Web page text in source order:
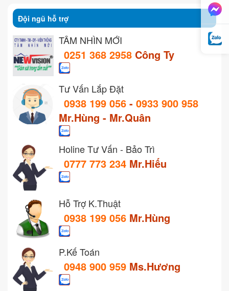
Đội ngũ hỗ trợ
TẦM NHÌN MỚI
0251 368 2958 Công Ty
Tư Vấn Lắp Đặt
0938 199 056 - 0933 900 958
Mr.Hùng - Mr.Quân
Holine Tư Vấn - Bảo Trì
0777 773 234 Mr.Hiếu
Hỗ Trợ K.Thuật
0938 199 056 Mr.Hùng
P.Kế Toán
0948 900 959 Ms.Hương